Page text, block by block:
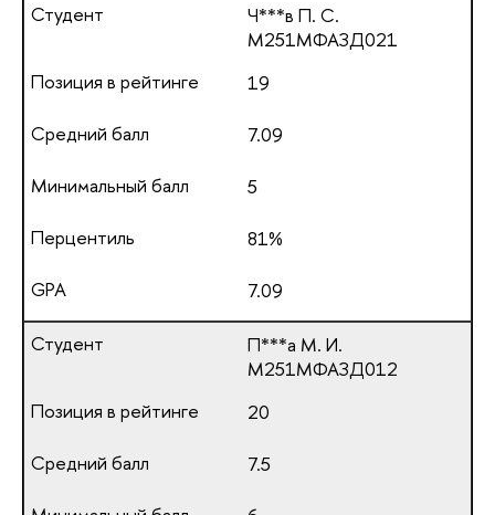
Ч***в П. С.
М251МФАЗД021
19
7.09
5
81%
7.09
П***а М. И.
М251МФАЗД012
20
7.5